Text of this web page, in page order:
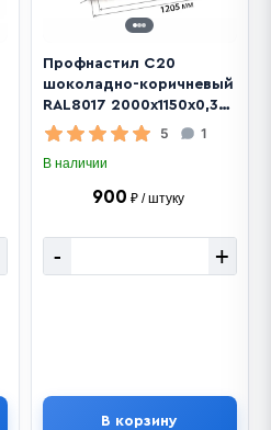
В наличии
Профнастил С20
шоколадно-коричневый
RAL8017 2000х1150х0,32
мм
5 1
900 ₽ / штуку
- +
В корзину